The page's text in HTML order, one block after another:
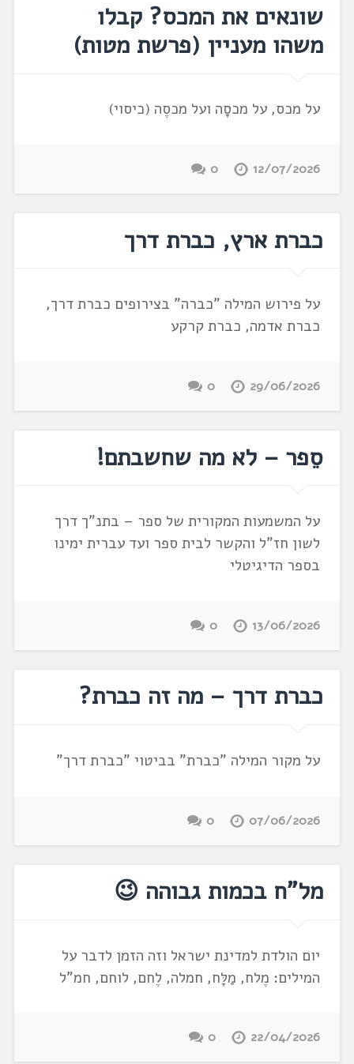
שונאים את המכס? קבלו
משהו מעניין ‏(פרשת מטות‏)
על מכס, על מכסָה ועל מכסֶה (כיסוי)
12/07/2026
0
כברת ארץ, כברת דרך
על פירוש המילה "כברה" בצירופים כברת דרך,
כברת אדמה, כברת קרקע
29/06/2026
0
סֵפר – לא מה שחשבתם!
על המשמעות המקורית של ספר – בתנ"ך דרך
לשון חז"ל והקשר לבית ספר ועד עברית ימינו
בספר הדיגיטלי
13/06/2026
0
כברת דרך – מה זה כברת?
על מקור המילה "כברת" בביטוי "כברת דרך"
07/06/2026
0
מל"ח בכמות גבוהה 😉
יום הולדת למדינת ישראל וזה הזמן לדבר על
המילים: מֶלח, מַלָּח, חמלה, לֶחם, לוחם, חמ"ל
22/04/2026
0